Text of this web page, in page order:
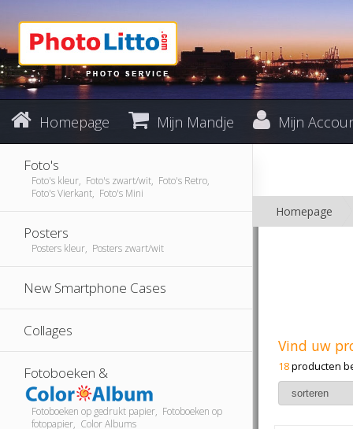
Homepage Mijn Mandje Mijn
Foto's
Foto's kleur, Foto's zwart/wit, Foto's Retro,
Foto's Vierkant, Foto's Mini
Posters
Posters kleur, Posters zwart/wit
New Smartphone Cases
Collages
Fotoboeken &
Fotoboeken op gedrukt papier, Fotoboeken op
fotopapier, Color Albums
Homepage
Vind uw
18producten